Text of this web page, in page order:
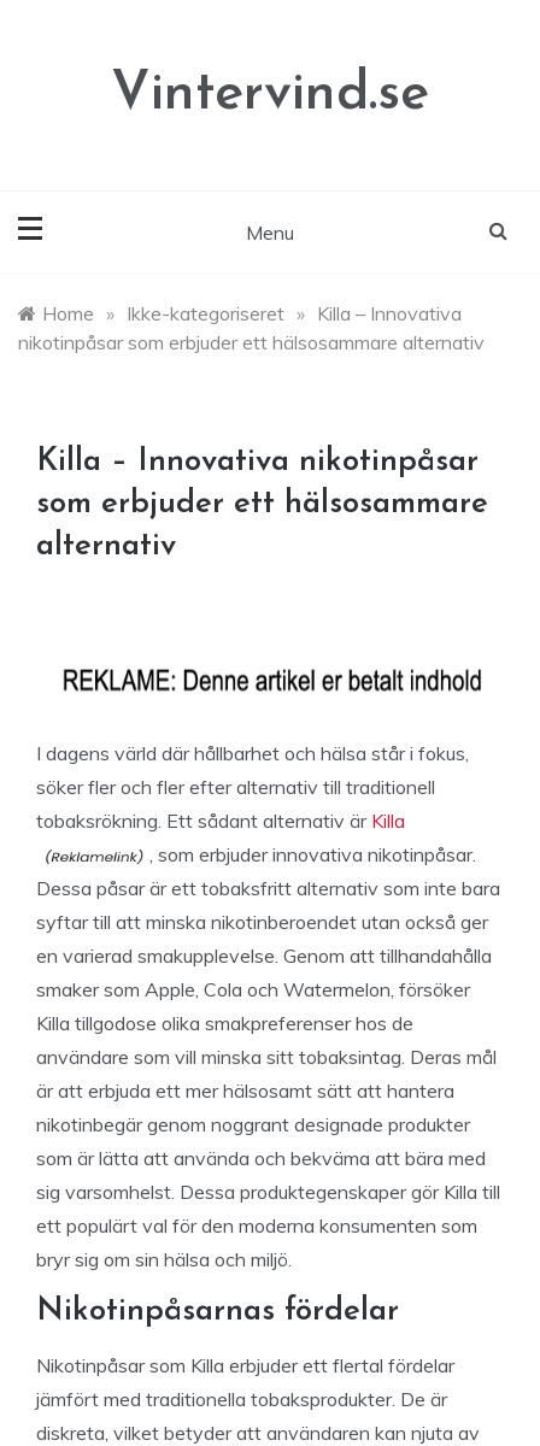
Vintervind.se
Menu
Home » Ikke-kategoriseret » Killa – Innovativa
nikotinpåsar som erbjuder ett hälsosammare alternativ
Killa – Innovativa nikotinpåsar
som erbjuder ett hälsosammare
alternativ
I dagens värld där hållbarhet och hälsa står i fokus,
söker fler och fler efter alternativ till traditionell
tobaksrökning. Ett sådant alternativ är Killa
, som erbjuder innovativa nikotinpåsar.
Dessa påsar är ett tobaksfritt alternativ som inte bara
syftar till att minska nikotinberoendet utan också ger
en varierad smakupplevelse. Genom att tillhandahålla
smaker som Apple, Cola och Watermelon, försöker
Killa tillgodose olika smakpreferenser hos de
användare som vill minska sitt tobaksintag. Deras mål
är att erbjuda ett mer hälsosamt sätt att hantera
nikotinbegär genom noggrant designade produkter
som är lätta att använda och bekväma att bära med
sig varsomhelst. Dessa produktegenskaper gör Killa till
ett populärt val för den moderna konsumenten som
bryr sig om sin hälsa och miljö.
Nikotinpåsarnas fördelar
Nikotinpåsar som Killa erbjuder ett flertal fördelar
jämfört med traditionella tobaksprodukter. De är
diskreta, vilket betyder att användaren kan njuta av